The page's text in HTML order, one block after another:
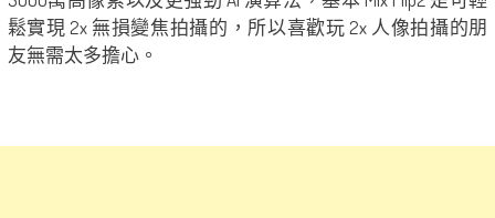
鬆實現 2x 無損變焦拍攝的，所以喜歡玩 2x 人像拍攝的朋
友無需太多擔心。